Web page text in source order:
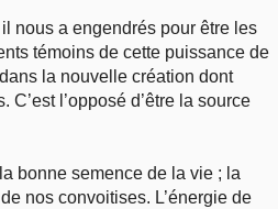
nous a engendrés pour être les
témoins de cette puissance de
la nouvelle création dont
C’est l’opposé d’être la source
bonne semence de la vie ; la
nos convoitises. L’énergie de